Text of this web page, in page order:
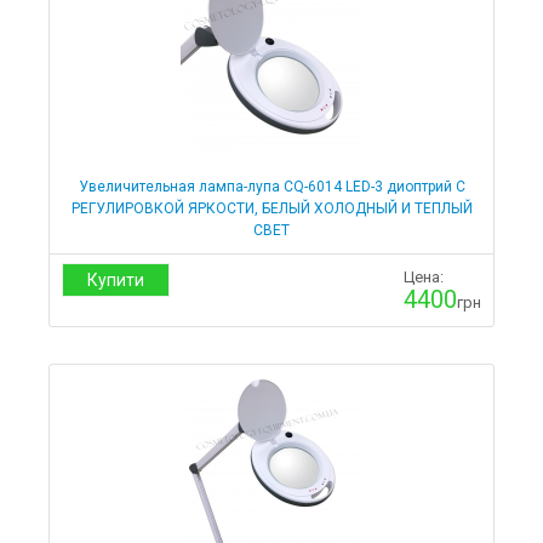
Расходные материалы
Восковая депиляция
Расходные материалы
Чехлы на кушетки и массажные столы
Одноразовые простыни
Массажные столы Распродажа
Увеличительная лампа-лупа CQ-6014 LED-3 диоптрий С
РЕГУЛИРОВКОЙ ЯРКОСТИ, БЕЛЫЙ ХОЛОДНЫЙ И ТЕПЛЫЙ
СВЕТ
Купити Цена:
4400грн